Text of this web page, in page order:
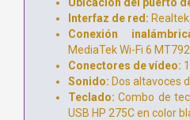
Interfaz de red:
Conexión
MediaTek Wi-Fi 6
Conectores de vídeo:
Sonido: Dos altavoces
Teclado: Combo de
USB HP 275C en color